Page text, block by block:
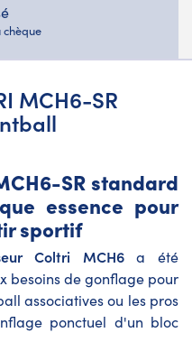
chèque
MCH6-SR
SR standard
essence pour
sportif
Coltri MCH6a été
besoins de gonflage pour
associatives ou les pros
ponctuel d'un bloc